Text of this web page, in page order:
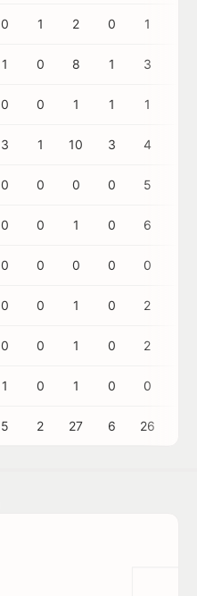
0 1 2 0 1
1 0 8 1 3
0 0 1 1 1
3 1 10 3 4
0 0 0 0 5
0 0 1 0 6
0 0 0 0 0
0 0 1 0 2
0 0 1 0 2
1 0 1 0 0
5 2 27 6 26